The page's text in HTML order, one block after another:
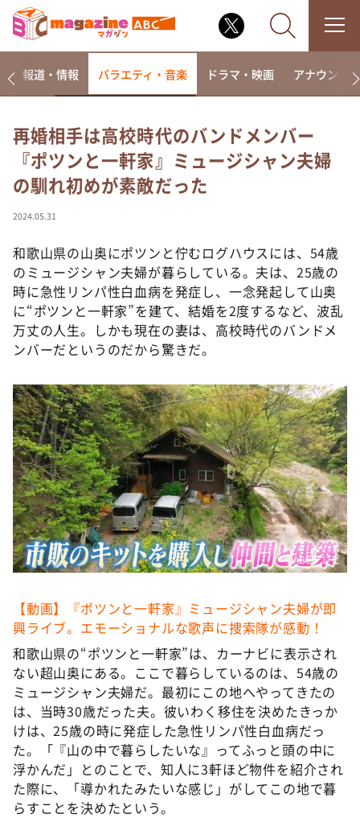
なるみ・岡村の過ぎるTV
相席食堂
これ余談なんですけど・・・
て真剣です
探偵！ナイトスクープ
news おかえり
河合＆A.B.C-Z塚田×福井アナ「なんでやねん！？」
（news おかえり）
本日はダイアンなり！シーズン２
朝だ！生です旅サラダ
教えて！ニュースライブ 正義のミカタ
ＬＩＦＥ～夢のカタチ～
新婚さんいらっしゃい！
ポツンと一軒家
ザキ山小屋本館
アナ回覧板
報道・情報 バラエティ・音楽 ドラマ・映画 アナウンサー
再婚相手は高校時代のバンドメンバー
『ポツンと一軒家』ミュージシャン夫婦
の馴れ初めが素敵だった
2024.05.31
和歌山県の山奥にポツンと佇むログハウスには、54歳
のミュージシャン夫婦が暮らしている。夫は、25歳の
時に急性リンパ性白血病を発症し、一念発起して山奥
に“ポツンと一軒家”を建て、結婚を2度するなど、波乱
万丈の人生。しかも現在の妻は、高校時代のバンドメ
ンバーだというのだから驚きだ。
©️ABCテレビ
【動画】『ポツンと一軒家』ミュージシャン夫婦が即
興ライブ。エモーショナルな歌声に捜索隊が感動！
和歌山県の“ポツンと一軒家”は、カーナビに表示され
ない超山奥にある。ここで暮らしているのは、54歳の
ミュージシャン夫婦だ。最初にこの地へやってきたの
は、当時30歳だった夫。彼いわく移住を決めたきっか
けは、25歳の時に発症した急性リンパ性白血病だっ
た。「『山の中で暮らしたいな』ってふっと頭の中に
浮かんだ」とのことで、知人に3軒ほど物件を紹介され
た際に、「導かれたみたいな感じ」がしてこの地で暮
らすことを決めたという。